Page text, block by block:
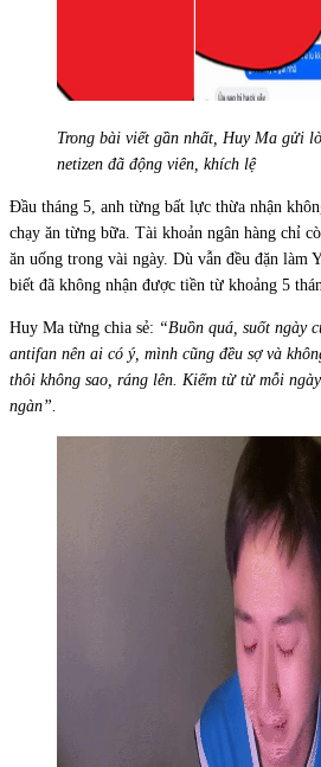
Trong bài viết gần nhất, Huy Ma gửi
netizen đã động viên, khích lệ
Đầu tháng 5, anh từng bất lực thừa nhận
chạy ăn từng bữa. Tài khoản ngân hàng chỉ
ăn uống trong vài ngày. Dù vẫn đều đặn làm
biết đã không nhận được tiền từ khoảng 5
Huy Ma từng chia sẻ: “Buồn quá, suốt ngày
antifan nên ai có ý, mình cũng đều sợ và
thôi không sao, ráng lên. Kiếm từ từ mỗi
ngàn”.